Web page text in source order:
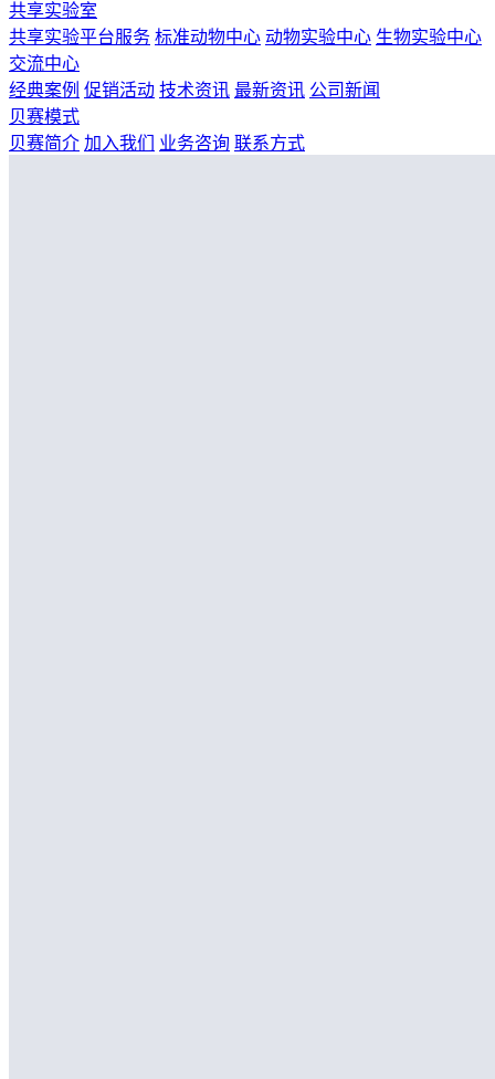
共享实验室
共享实验平台服务 标准动物中心 动物实验中心 生物实验中心
交流中心
经典案例 促销活动 技术资讯 最新资讯 公司新闻
贝赛模式
贝赛简介 加入我们 业务咨询 联系方式